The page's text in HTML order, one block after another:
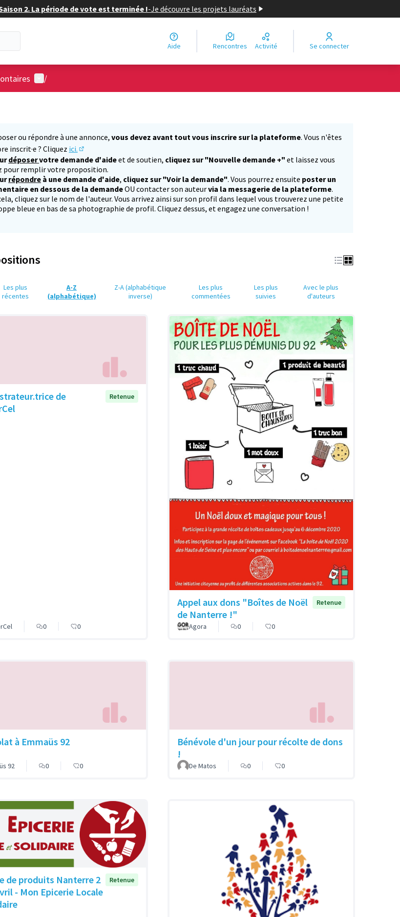
2. La période de vote est terminée !-Je découvre les projets lauréats
Aide Rencontres Activité Se connecter
Menu utilisateur
/
ou répondre à une annonce, vous devez avant tout vous inscrire sur la plateforme. Vous n'êtes
inscrit·e ? Cliquez ici.
(S'ouvre dans un nouvel onglet)
déposervotre demande d'aideet de soutien, cliquez sur "Nouvelle demande +" et laissez vous
pour remplir votre proposition.
répondre à une demande d'aide, cliquez sur "Voir la demande". Vous pourrez ensuite poster un
en dessous de la demandeOU contacter son auteurvia la messagerie de la plateforme.
cliquez sur le nom de l'auteur. Vous arrivez ainsi sur son profil dans lequel vous trouverez une petite
bleue en bas de sa photographie de profil. Cliquez dessus, et engagez une conversation !
Les plus
récentes
A-Z
(alphabétique)
Z-A (alphabétique
inverse)
Les plus
commentées
Les plus
suivies
Avec le plus
d'auteurs
de
Retenue
0 0
Appel aux dons "Boîtes de Noël
de Nanterre !"
Retenue
Agora 0 0
à Emmaüs 92
92 0 0
Bénévole d'un jour pour récolte de dons
!
De Matos 0 0
de produits Nanterre 2
- Mon Epicerie Locale
Retenue